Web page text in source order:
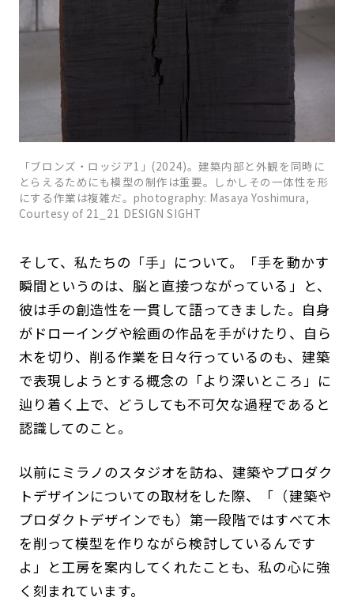
「ブロンズ・ロッジア1」(2024)。建築内部と外観を同時に
とらえるためにも模型の制作は重要。しかしその一体性を形
にする作業は複雑だ。photography: Masaya Yoshimura,
Courtesy of 21_21 DESIGN SIGHT
そして、私たちの「手」について。「手を動かす
瞬間というのは、脳と直接つながっている」と、
彼は手の創造性を一貫して語ってきました。自身
がドローイングや絵画の作品を手がけたり、自ら
木を切り、削る作業を日々行っているのも、建築
で表現しようとする概念の「より深いところ」に
辿り着く上で、どうしても不可欠な過程であると
認識してのこと。
以前にミラノのスタジオを訪ね、建築やプロダク
トデザインについての取材をした際、「（建築や
プロダクトデザインでも）第一段階ではすべて木
を削って模型を作りながら検討しているんです
よ」と工房を案内してくれたことも、私の心に強
く刻まれています。